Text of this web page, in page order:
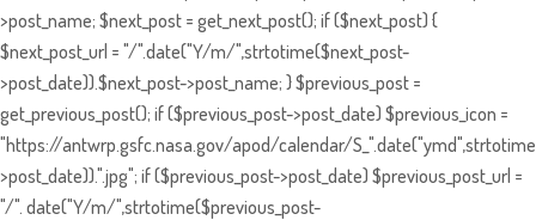
>post_name; $next_post = get_next_post(); if ($next_post) {
$next_post_url = "/".date("Y/m/",strtotime($next_post-
>post_date)).$next_post->post_name; } $previous_post =
get_previous_post(); if ($previous_post->post_date) $previous_icon =
"https://antwrp.gsfc.nasa.gov/apod/calendar/
>post_date)).".jpg"; if ($previous_post->post_date) $previous_post_url =
"/". date("Y/m/",strtotime($previous_post-